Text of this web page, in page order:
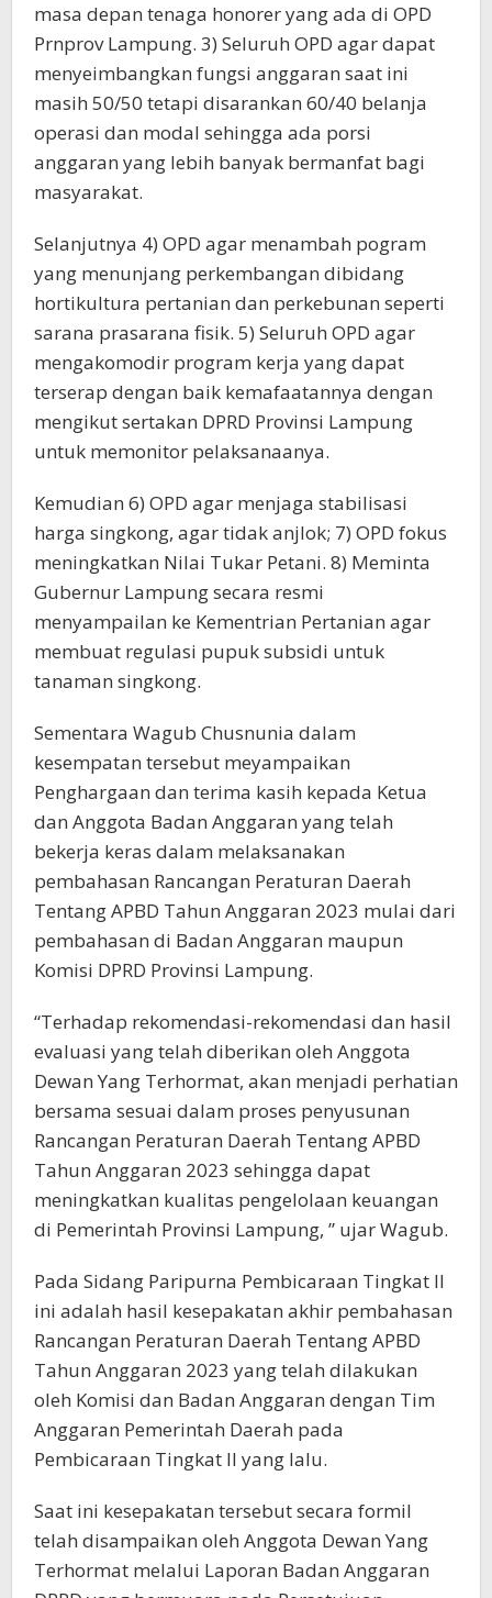
masa depan tenaga honorer yang ada di OPD
Prnprov Lampung. 3) Seluruh OPD agar dapat
menyeimbangkan fungsi anggaran saat ini
masih 50/50 tetapi disarankan 60/40 belanja
operasi dan modal sehingga ada porsi
anggaran yang lebih banyak bermanfat bagi
masyarakat.
Selanjutnya 4) OPD agar menambah pogram
yang menunjang perkembangan dibidang
hortikultura pertanian dan perkebunan seperti
sarana prasarana fisik. 5) Seluruh OPD agar
mengakomodir program kerja yang dapat
terserap dengan baik kemafaatannya dengan
mengikut sertakan DPRD Provinsi Lampung
untuk memonitor pelaksanaanya.
Kemudian 6) OPD agar menjaga stabilisasi
harga singkong, agar tidak anjlok; 7) OPD fokus
meningkatkan Nilai Tukar Petani. 8) Meminta
Gubernur Lampung secara resmi
menyampailan ke Kementrian Pertanian agar
membuat regulasi pupuk subsidi untuk
tanaman singkong.
Sementara Wagub Chusnunia dalam
kesempatan tersebut meyampaikan
Penghargaan dan terima kasih kepada Ketua
dan Anggota Badan Anggaran yang telah
bekerja keras dalam melaksanakan
pembahasan Rancangan Peraturan Daerah
Tentang APBD Tahun Anggaran 2023 mulai dari
pembahasan di Badan Anggaran maupun
Komisi DPRD Provinsi Lampung.
“Terhadap rekomendasi-rekomendasi dan hasil
evaluasi yang telah diberikan oleh Anggota
Dewan Yang Terhormat, akan menjadi perhatian
bersama sesuai dalam proses penyusunan
Rancangan Peraturan Daerah Tentang APBD
Tahun Anggaran 2023 sehingga dapat
meningkatkan kualitas pengelolaan keuangan
di Pemerintah Provinsi Lampung, ” ujar Wagub.
Pada Sidang Paripurna Pembicaraan Tingkat II
ini adalah hasil kesepakatan akhir pembahasan
Rancangan Peraturan Daerah Tentang APBD
Tahun Anggaran 2023 yang telah dilakukan
oleh Komisi dan Badan Anggaran dengan Tim
Anggaran Pemerintah Daerah pada
Pembicaraan Tingkat II yang lalu.
Saat ini kesepakatan tersebut secara formil
telah disampaikan oleh Anggota Dewan Yang
Terhormat melalui Laporan Badan Anggaran